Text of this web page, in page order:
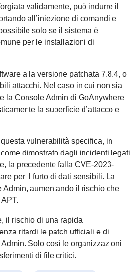
validamente, può indurre il
all’iniezione di comandi e
solo se il sistema è
per le installazioni di
alla versione patchata 7.8.4, o
attacchi. Nel caso in cui non sia
la Console Admin di GoAnywhere
la superficie d’attacco e
vulnerabilità specifica, in
dimostrato dagli incidenti legati
la precedente falla CVE-2023-
per il furto di dati sensibili. La
aumentando il rischio che
il rischio di una rapida
ritardi le patch ufficiali e di
Solo così le organizzazioni
di file critici.